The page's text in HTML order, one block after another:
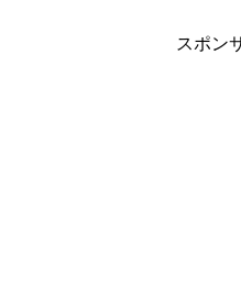
スポン